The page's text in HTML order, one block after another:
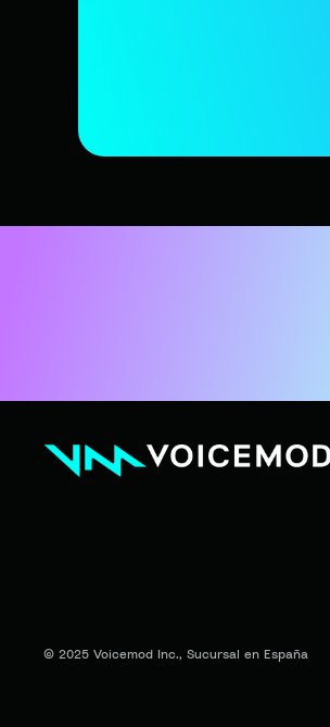
© 2025 Voicemod Inc., Sucursal en España